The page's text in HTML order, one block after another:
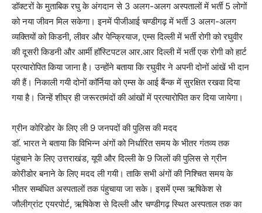
डॉक्टरों के मुताबिक रघु के अंगदान से 3 अलग-अलग अस्पतालों में भर्ती 5 लोगों
को नया जीवन मिल सकेगा। इनमें पीजीआई चण्डीगढ़ में भर्ती 3 अलग-अलग
व्यक्तियों को किडनी, लीवर और पेन्क्रियाज, एम्स दिल्ली में भर्ती रोगी को रघुवीर
की दूसरी किडनी और आर्मी हाॅस्टिपटल आर.आर दिल्ली में भर्ती एक रोगी को हार्ट
प्रत्यारोपित किया जाना है। उन्होंने बताया कि रघुवीर ने अपनी दोनों आंखें भी दान
की हैं। निकाली गयी दोनों काॅर्निया को एम्स के आई बैंन्क में सुरक्षित रखवा दिया
गया है। जिन्हें शीघ्र ही जरूरतमंदों की आंखों में प्रत्यारोपित कर दिया जायेगा।
ग्रीन कोरिडोर के लिए ली 9 जनपदों की पुलिस की मदद
डाॅ. भारत ने बताया कि विभिन्न अंगों को निर्धारित समय के भीतर गंतव्य तक
पंहुचाने के लिए उत्तराखंड, यूपी और दिल्ली के 9 जिलों की पुलिस से ग्रीन
कोरीडोर बनाने के लिए मदद ली गयी। ताकि सभी अंगों की निश्चित समय के
भीतर सम्बंधित अस्पतालों तक पंहुचाया जा सके। इसमें एम्स ऋषिकेश से
जौलीग्रांट एयरपोर्ट, ऋषिकेश से दिल्ली और चण्डीगढ़ स्थित अस्पताल तक का